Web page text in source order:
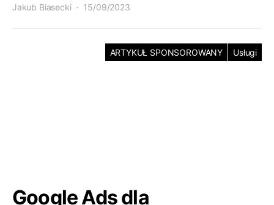
Jakub Biasecki 15/09/2023
ARTYKUŁ SPONSOROWANY Usługi
Google Ads dla